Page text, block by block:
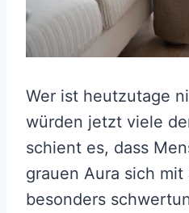
Wer ist heutzutage
würden jetzt viele
schient es, dass
grauen Aura sich
besonders